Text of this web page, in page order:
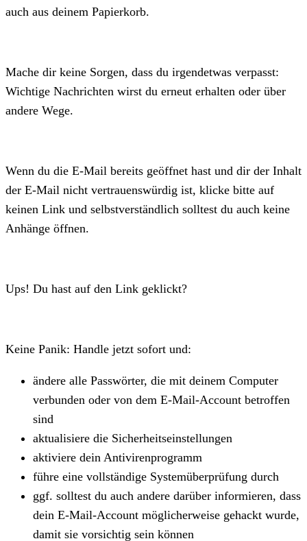
auch aus deinem Papierkorb.
Mache dir keine Sorgen, dass du irgendetwas verpasst:
Wichtige Nachrichten wirst du erneut erhalten oder über
andere Wege.
Wenn du die E-Mail bereits geöffnet hast und dir der Inhalt
der E-Mail nicht vertrauenswürdig ist, klicke bitte auf
keinen Link und selbstverständlich solltest du auch keine
Anhänge öffnen.
Ups! Du hast auf den Link geklickt?
Keine Panik: Handle jetzt sofort und:
ändere alle Passwörter, die mit deinem Computer
verbunden oder von dem E-Mail-Account betroffen
sind
aktualisiere die Sicherheitseinstellungen
aktiviere dein Antivirenprogramm
führe eine vollständige Systemüberprüfung durch
ggf. solltest du auch andere darüber informieren, dass
dein E-Mail-Account möglicherweise gehackt wurde,
damit sie vorsichtig sein können